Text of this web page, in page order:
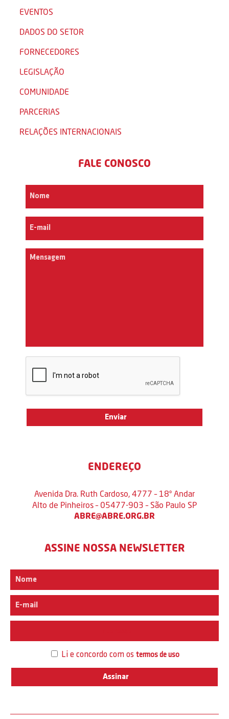
EVENTOS
DADOS DO SETOR
FORNECEDORES
LEGISLAÇÃO
COMUNIDADE
PARCERIAS
RELAÇÕES INTERNACIONAIS
FALE CONOSCO
ENDEREÇO
Avenida Dra. Ruth Cardoso, 4777 – 18º Andar
Alto de Pinheiros – 05477-903 – São Paulo SP
ABRE@ABRE.ORG.BR
ASSINE NOSSA NEWSLETTER
Li e concordo com os termos de uso